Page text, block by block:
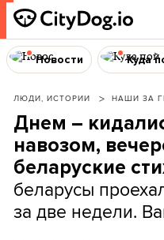
Новости Куда
ЛЮДИ, ИСТОРИИ НАШИ ЗА
Днем –
навозом,
беларуские
беларусы
за две недели.